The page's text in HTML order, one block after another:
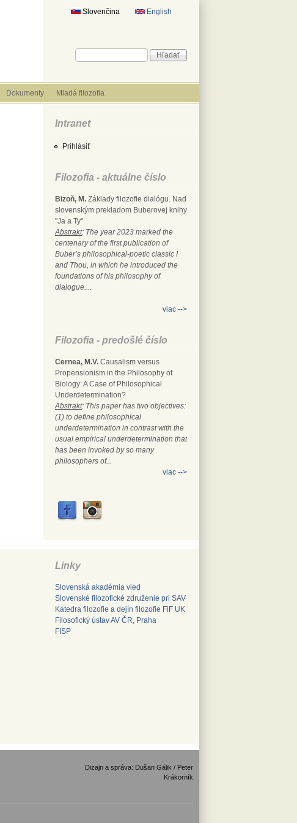
English
Slovenčina
Vyhľadávanie
Hľadať
Dokumenty Mladá filozofia
Intranet
Prihlásiť
Filozofia - aktuálne číslo
Bizoň, M. Základy filozofie dialógu. Nad
slovenským prekladom Buberovej knihy
"Ja a Ty"
Abstrakt: The year 2023 marked the
centenary of the first publication of
Buber’s philosophical-poetic classic I
and Thou, in which he introduced the
foundations of his philosophy of
dialogue....
viac -->
Filozofia - predošlé číslo
Cernea, M.V. Causalism versus
Propensionism in the Philosophy of
Biology: A Case of Philosophical
Underdetermination?
Abstrakt: This paper has two objectives:
(1) to define philosophical
underdetermination in contrast with the
usual empirical underdetermination that
has been invoked by so many
philosophers of...
viac -->
Linky
Slovenská akadémia vied
Slovenské filozofické združenie pri SAV
Katedra filozofie a dejín filozofie FiF UK
Filosofický ústav AV ČR, Praha
FISP
Dizajn a správa: Dušan Gálik / Peter
Krákorník